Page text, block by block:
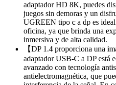
adaptador HD 8K, puedes
juegos sin demoras y un
UGREEN tipo c a dp es
oficina, ya que brinda una
inmersiva y de alta calidad.
【DP 1.4 proporciona una
adaptador USB-C a DP está
avanzado con tecnología
antielectromagnética, que